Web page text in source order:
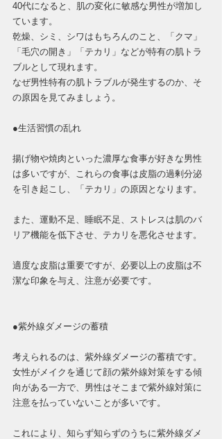
40代になると、肌の変化に敏感な男性が増加し
ています。
乾燥、シミ、シワはもちろんのこと、「クマ」
「毛穴の開き」「テカリ」などが特有の肌トラ
ブルとして現れます。
なぜ男性特有の肌トラブルが発生するのか、そ
の原因を見てみましょう。
●生活習慣の乱れ
揚げ物や焼肉といった濃厚な食事が好きな男性
は多いですが、これらの食事は皮脂の過剰分泌
を引き起こし、「テカリ」の原因となります。
また、運動不足、睡眠不足、ストレスは肌のバ
リア機能を低下させ、テカリを悪化させます。
適度な皮脂は重要ですが、必要以上の皮脂は不
潔な印象を与え、注意が必要です。
●紫外線ダメージの蓄積
考えられるのは、紫外線ダメージの蓄積です。
女性がメイクを通じて顔の紫外線対策をする傾
向がある一方で、男性はそこまで紫外線対策に
注意を払っていないことが多いです。
これにより、知らず知らずのうちに紫外線ダメ